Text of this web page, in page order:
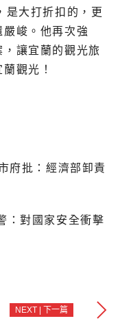
是大打折扣的，更
峻。他再次強
讓宜蘭的觀光旅
觀光！
批：經濟部卸責
對國家安全衝擊
NEXT | 下一篇